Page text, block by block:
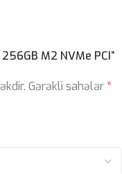
M2 NVMe PCI”
Gərəkli sahələr*